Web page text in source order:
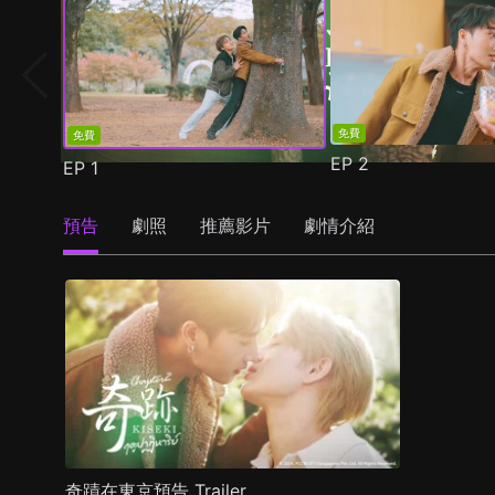
免費
EP1
免費
EP2
預告 劇照 推薦影片 劇情介紹
奇蹟在東京預告 Trailer